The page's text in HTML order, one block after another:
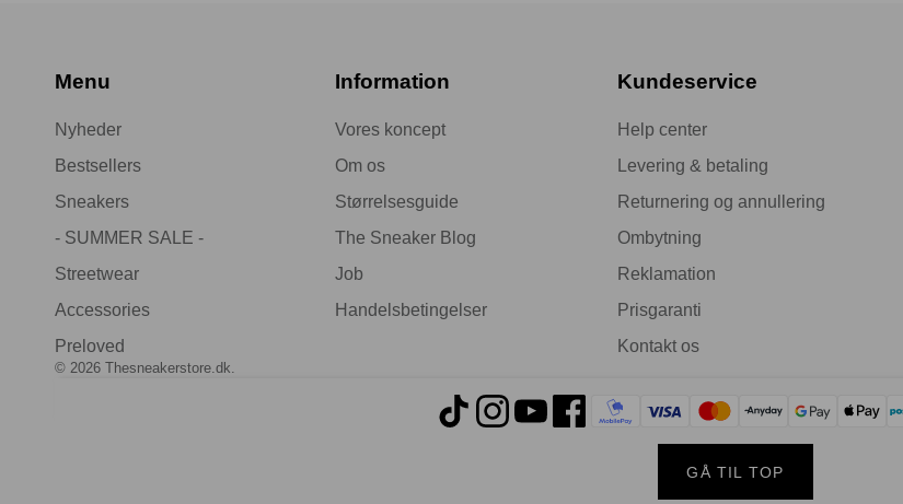
Menu
Nyheder
Bestsellers
Sneakers
- SUMMER SALE -
Streetwear
Accessories
Preloved
Information
Vores koncept
Om os
Størrelsesguide
The Sneaker Blog
Job
Handelsbetingelser
Kundeservice
Help center
Levering & betaling
Returnering og annullering
Ombytning
Reklamation
Prisgaranti
Kontakt os
© 2026 Thesneakerstore.dk
GÅ TIL TOP